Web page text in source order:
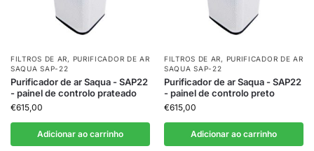
FILTROS DE AR, PURIFICADOR DE AR
SAQUA SAP-22
Purificador de ar Saqua - SAP22
- painel de controlo prateado
€615,00
Adicionar ao carrinho
FILTROS DE AR, PURIFICADOR DE AR
SAQUA SAP-22
Purificador de ar Saqua - SAP22
- painel de controlo preto
€615,00
Adicionar ao carrinho